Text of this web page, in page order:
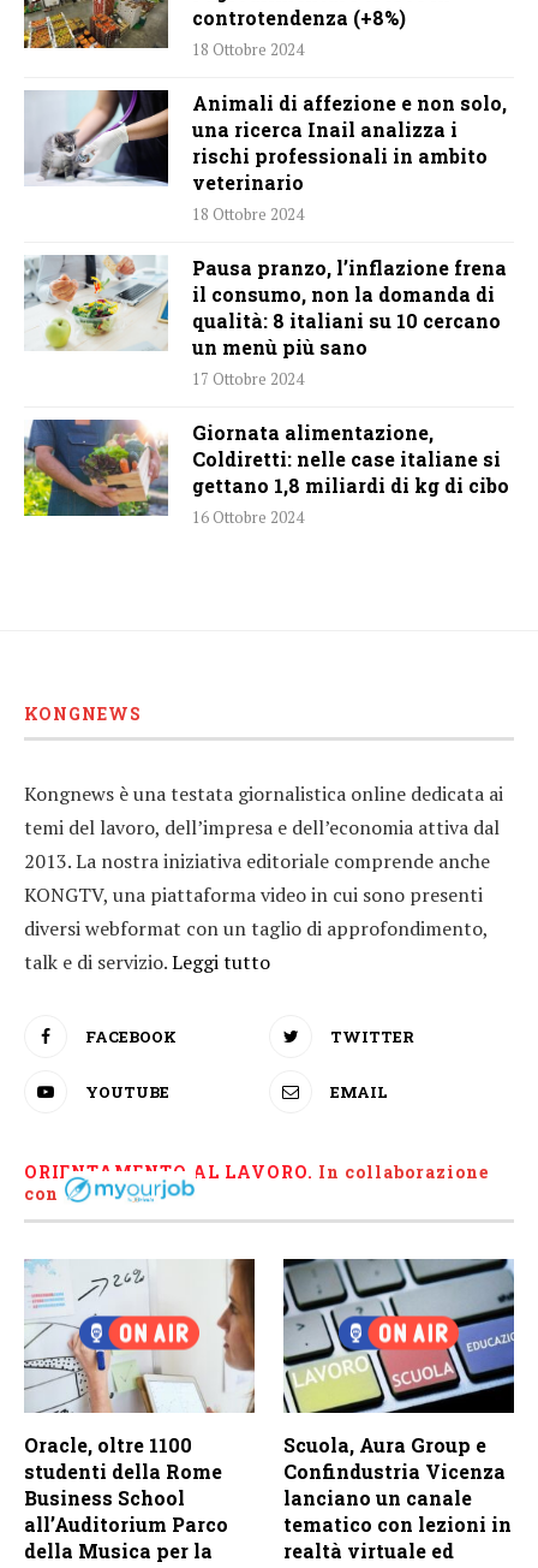
controtendenza (+8%)
18 Ottobre 2024
Animali di affezione e non solo,
una ricerca Inail analizza i
rischi professionali in ambito
veterinario
18 Ottobre 2024
Pausa pranzo, l’inflazione frena
il consumo, non la domanda di
qualità: 8 italiani su 10 cercano
un menù più sano
17 Ottobre 2024
Giornata alimentazione,
Coldiretti: nelle case italiane si
gettano 1,8 miliardi di kg di cibo
16 Ottobre 2024
KONGNEWS
Kongnews è una testata giornalistica online dedicata ai
temi del lavoro, dell’impresa e dell’economia attiva dal
2013. La nostra iniziativa editoriale comprende anche
KONGTV, una piattaforma video in cui sono presenti
diversi webformat con un taglio di approfondimento,
talk e di servizio.Leggi tutto
FACEBOOK TWITTER
YOUTUBE EMAIL
ORIENTAMENTO AL LAVORO. In collaborazione
con
Oracle, oltre 1100
studenti della Rome
Business School
all’Auditorium Parco
della Musica per la
Scuola, Aura Group e
Confindustria Vicenza
lanciano un canale
tematico con lezioni in
realtà virtuale ed